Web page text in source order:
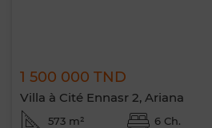
1 500 000 TND
Villa à Cité Ennasr 2, Ariana
573 m² 6 Ch.